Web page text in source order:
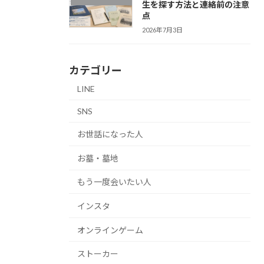
生を探す方法と連絡前の注意
点
2026年7月3日
カテゴリー
LINE
SNS
お世話になった人
お墓・墓地
もう一度会いたい人
インスタ
オンラインゲーム
ストーカー